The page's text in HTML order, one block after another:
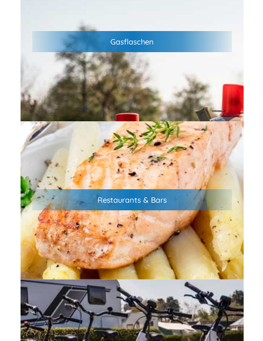
Gasflaschen
An der Rezeption ist der Tausch von Gasflaschen möglich
(11kg Stahl- oder Aluflaschen, 5kg Stahlflaschen)
Restaurants & Bars
Unser Campingplatz verbindet naturnahes Camping mit
bester Anbindung – Bars, Restaurants und
Einkaufsmöglichkeiten erreichst du bequem in nur 1 km
Entfernung.
Der Campingplatz ist optimaler Ausgangspunkt für
Fahrradtouren – egal ob zum Strand, Hafen oder einfach in
die Küstenheide. Wenn Ihr Eure Fahrräder nicht dabeihabt,